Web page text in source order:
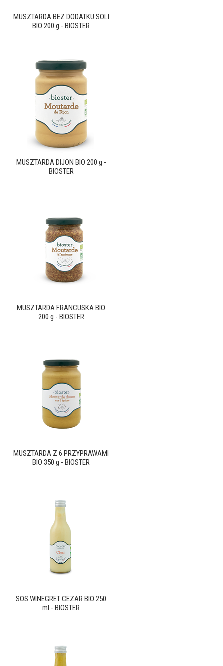
MUSZTARDA BEZ DODATKU SOLI
BIO 200 g - BIOSTER
MUSZTARDA DIJON BIO 200 g -
BIOSTER
MUSZTARDA FRANCUSKA BIO
200 g - BIOSTER
MUSZTARDA Z 6 PRZYPRAWAMI
BIO 350 g - BIOSTER
SOS WINEGRET CEZAR BIO 250
ml - BIOSTER